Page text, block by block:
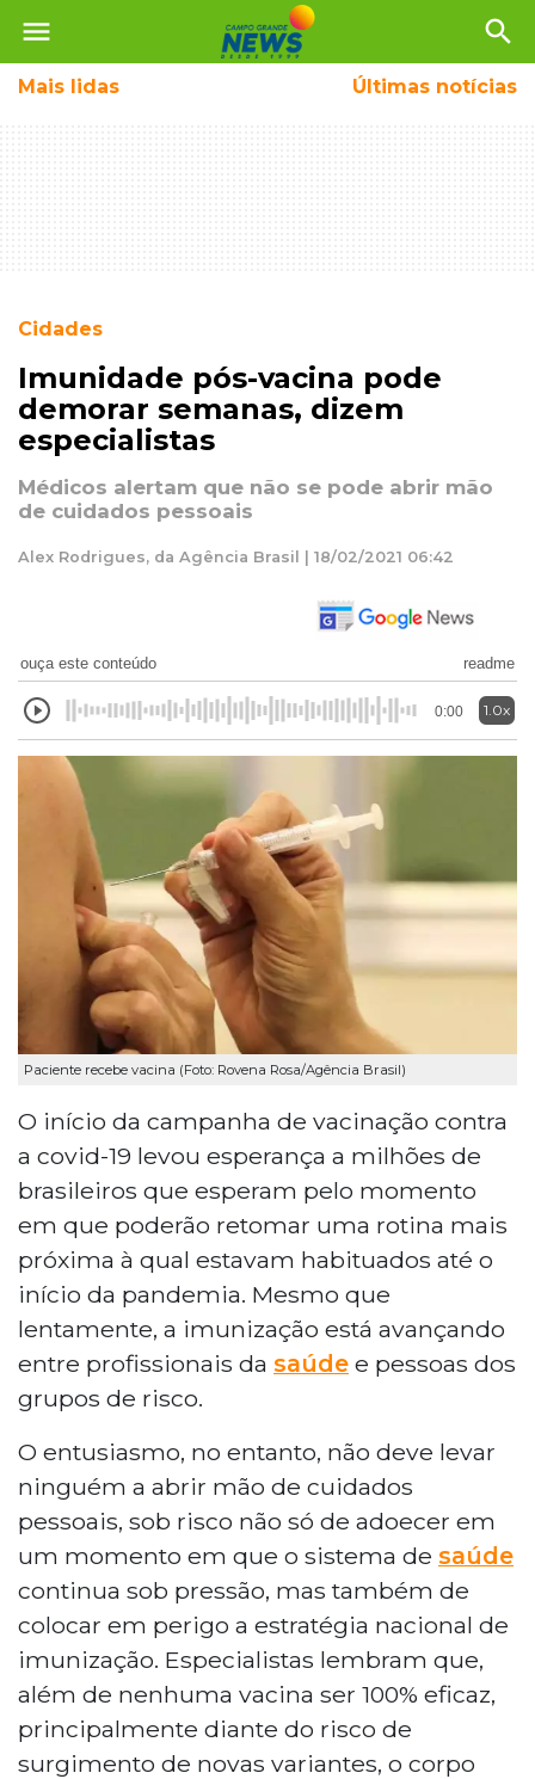
menu search
Mais lidas Últimas notícias
Cidades
Imunidade pós-vacina pode
demorar semanas, dizem
especialistas
Médicos alertam que não se pode abrir mão
de cuidados pessoais
Alex Rodrigues, da Agência Brasil | 18/02/2021 06:42
ouça este conteúdo readme
0:00 1.0x
Paciente recebe vacina (Foto: Rovena Rosa/Agência Brasil)
O início da campanha de vacinação contra
a covid-19 levou esperança a milhões de
brasileiros que esperam pelo momento
em que poderão retomar uma rotina mais
próxima à qual estavam habituados até o
início da pandemia. Mesmo que
lentamente, a imunização está avançando
entre profissionais da saúde e pessoas dos
grupos de risco.
O entusiasmo, no entanto, não deve levar
ninguém a abrir mão de cuidados
pessoais, sob risco não só de adoecer em
um momento em que o sistema de saúde
continua sob pressão, mas também de
colocar em perigo a estratégia nacional de
imunização. Especialistas lembram que,
além de nenhuma vacina ser 100% eficaz,
principalmente diante do risco de
surgimento de novas variantes, o corpo